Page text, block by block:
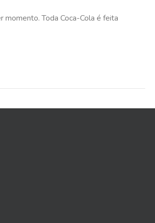
momento. Toda Coca-Cola é feita